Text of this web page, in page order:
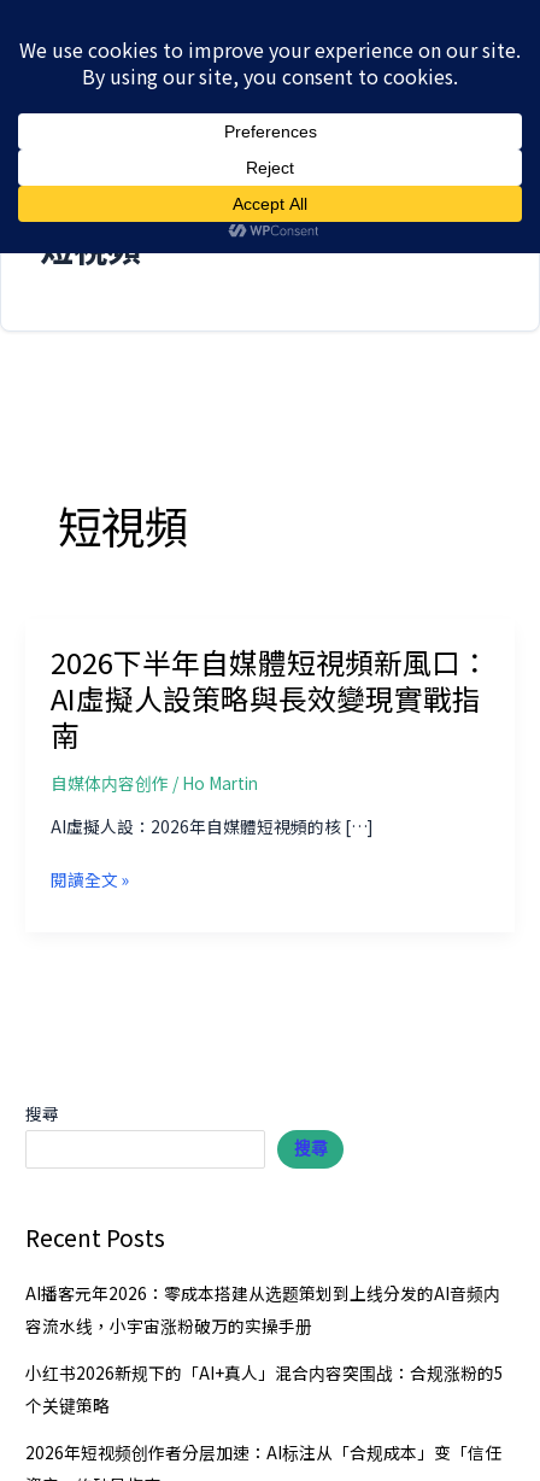
短視頻
短視頻
2026下半年自媒體短視頻新風口：
AI虛擬人設策略與長效變現實戰指
南
自媒体内容创作 / Ho Martin
AI虛擬人設：2026年自媒體短視頻的核 […]
2026
視
頻
新
AI
虛
擬
人
設
策
與
閱讀全文 »
搜尋
搜尋
Recent Posts
AI播客元年2026：零成本搭建从选题策划到上线分发的AI音频内
容流水线，小宇宙涨粉破万的实操手册
小红书2026新规下的「AI+真人」混合内容突围战：合规涨粉的5
个关键策略
2026年短视频创作者分层加速：AI标注从「合规成本」变「信任